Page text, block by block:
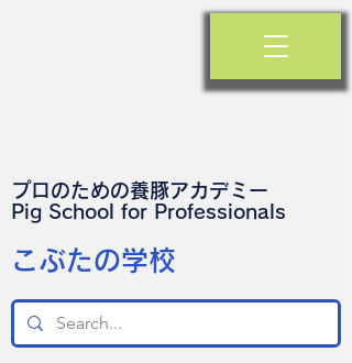
プロのための養豚アカデミー
​Pig School for Professionals
​こぶたの学校